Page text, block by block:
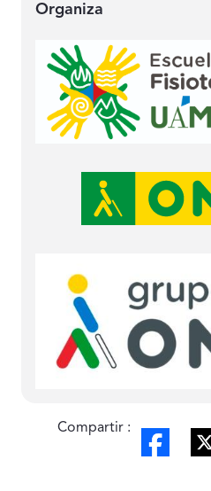
Organiza
Compartir :